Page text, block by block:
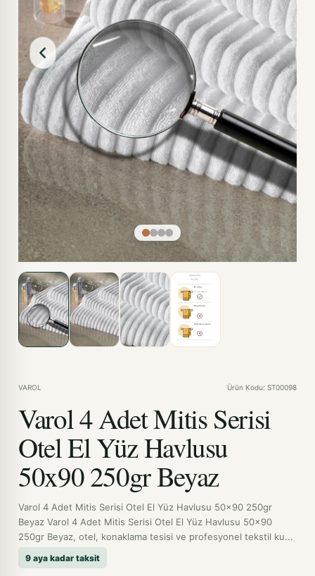
VAROL Ürün Kodu: ST00098
Varol 4 Adet Mitis Serisi
Otel El Yüz Havlusu
50x90 250gr Beyaz
Varol 4 Adet Mitis Serisi Otel El Yüz Havlusu 50x90 250gr
Beyaz Varol 4 Adet Mitis Serisi Otel El Yüz Havlusu 50x90
250gr Beyaz, otel, konaklama tesisi ve profesyonel tekstil ku...
9 aya kadar taksit